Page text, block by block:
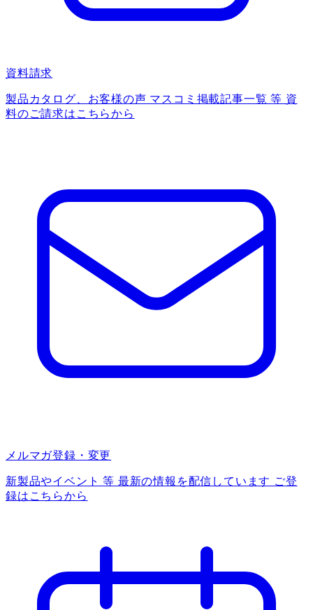
資料請求
製品カタログ、お客様の声 マスコミ掲載記事一覧 等 資
料のご請求はこちらから
メルマガ登録・変更
新製品やイベント 等 最新の情報を配信しています ご登
録はこちらから